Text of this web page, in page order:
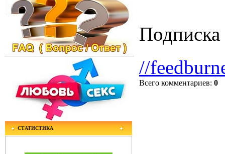
СТАТИСТИКА
Подписка
//
Всего комментариев: 0